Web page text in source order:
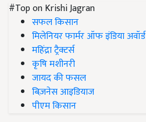
#Top on Krishi Jagran
सफल किसान
मिलेनियर फार्मर ऑफ इंडिया अवॉर्ड
महिंद्रा ट्रैक्टर्स
कृषि मशीनरी
जायद की फसल
बिज़नेस आइडियाज
पीएम किसान